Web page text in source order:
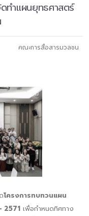
ทำแผนยุทธศาสตร์
คณะการสื่อสารมวลชน
โครงการทบทวนแผน
2571 เพื่อกำหนดทิศทาง